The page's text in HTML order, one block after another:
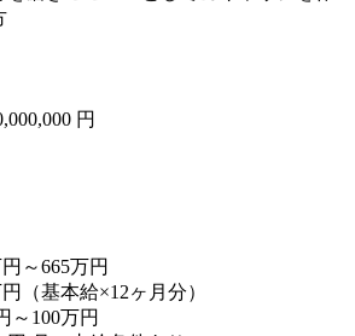
円
～665万円
（基本給×12ヶ月分）
～100万円